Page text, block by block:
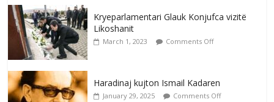
Kryeparlamentari Glauk Konjufca vizitë
Likoshanit
March 1, 2023 Comments Off
Haradinaj kujton Ismail Kadaren
January 29, 2025 Comments Off